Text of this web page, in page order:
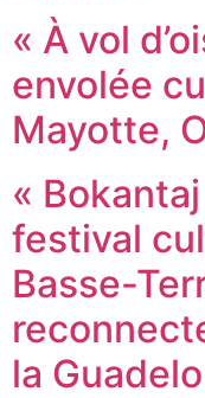
« À vol
envolée
Mayotte,
«
festival
Basse-
la